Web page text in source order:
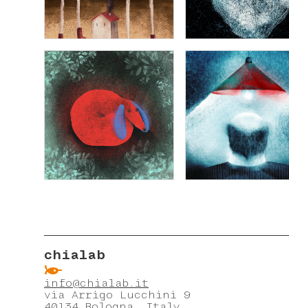
chialab
ẞ
info@chialab.it
via Arrigo Lucchini 9